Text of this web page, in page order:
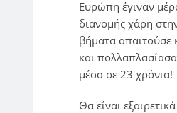
Ευρώπη έγιναν
διανομής χάρη
βήματα απαιτούσε
και
μέσα σε 23 χρόνια!
Θα είναι